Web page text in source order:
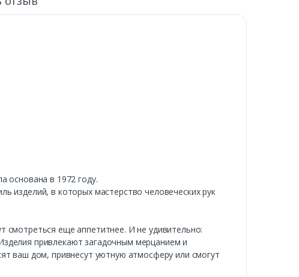
основана в 1972 году.
изделий, в которых мастерство человеческих рук
еще аппетитнее. И не удивительно:
привлекают загадочным мерцанием и
ваш дом, привнесут уютную атмосферу или смогут